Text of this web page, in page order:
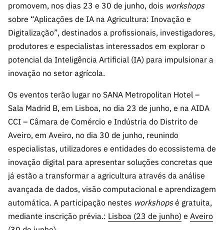
s
públicas
Manifesta
ções de
Interesse
FCCN,
FCT
Canais de
Denúncia
s
Apoios
PRR –
“Ciência +
Digital” e
“Ciência +
Capacitaç
promovem, nos dias 23 e 30 de junho, dois workshops
sobre “Aplicações de IA na Agricultura: Inovação e
Digitalização”, destinados a profissionais, investigadores,
produtores e especialistas interessados em explorar o
potencial da Inteligência Artificial (IA) para impulsionar a
inovação no setor agrícola.
Os eventos terão lugar no SANA Metropolitan Hotel –
Sala Madrid B, em Lisboa, no dia 23 de junho, e na AIDA
CCI – Câmara de Comércio e Indústria do Distrito de
Aveiro, em Aveiro, no dia 30 de junho, reunindo
especialistas, utilizadores e entidades do ecossistema de
inovação digital para apresentar soluções concretas que
já estão a transformar a agricultura através da análise
avançada de dados, visão computacional e aprendizagem
automática. A participação nestes workshopsé gratuita,
mediante inscrição prévia.: Lisboa (23 de junho) e Aveiro